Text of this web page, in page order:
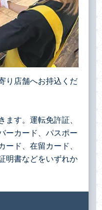
り店舗へお持込くだ
す。運転免許証、
ーカード、パスポー
ード、在留カード、
明書などをいずれか